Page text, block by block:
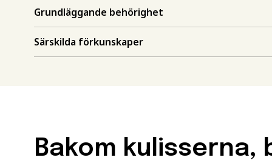
Grundläggande behörighet
Särskilda förkunskaper
Bakom
Gör en
mer
Förnamn
utbildningen
För att kunna söka till